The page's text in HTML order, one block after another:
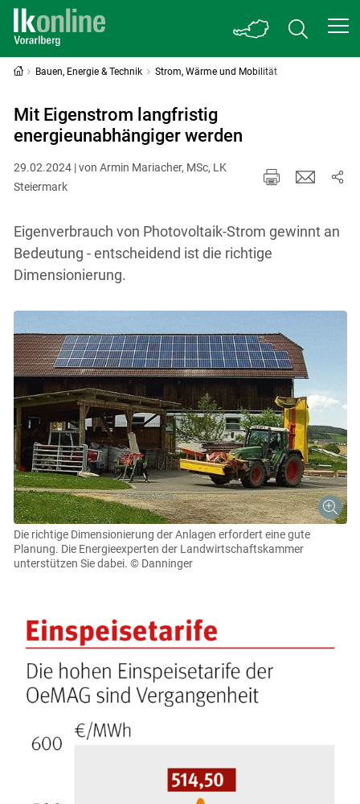
Bauen, Energie & Technik Strom, Wärme und Mobilität
Mit Eigenstrom langfristig
energieunabhängiger werden
29.02.2024 | von Armin Mariacher, MSc, LK
Steiermark
Eigenverbrauch von Photovoltaik-Strom gewinnt an
Bedeutung - entscheidend ist die richtige
Dimensionierung.
Die richtige Dimensionierung der Anlagen erfordert eine gute
Planung. Die Energieexperten der Landwirtschaftskammer
unterstützen Sie dabei. © Danninger